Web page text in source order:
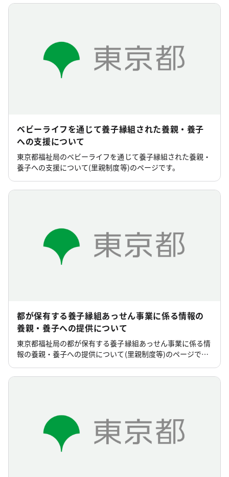
ベビーライフを通じて養子縁組された養親・養子
への支援について
東京都福祉局のベビーライフを通じて養子縁組された養親・
養子への支援について(里親制度等)のページです。
都が保有する養子縁組あっせん事業に係る情報の
養親・養子への提供について
東京都福祉局の都が保有する養子縁組あっせん事業に係る情
報の養親・養子への提供について(里親制度等)のページで